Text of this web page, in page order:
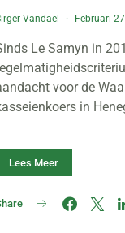
Vandael Februari
Le Samyn in
voor de
in
Lees Meer